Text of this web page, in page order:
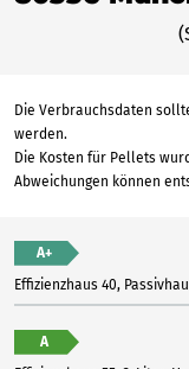
Die Verbrauchsdaten
werden.
Die Kosten für Pellets
Abweichungen können
A+
Effizienzhaus 40,
A